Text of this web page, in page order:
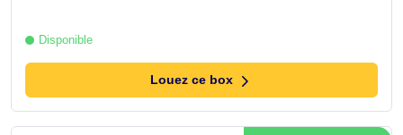
Disponible
Louez ce box